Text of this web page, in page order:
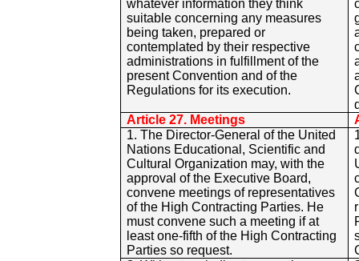
whatever information they think
suitable concerning any measures
being taken, prepared or
contemplated by their respective
administrations in fulfillment of the
present Convention and of the
Regulations for its execution.
Article 27. Meetings
1. The Director-General of the United
Nations Educational, Scientific and
Cultural Organization may, with the
approval of the Executive Board,
convene meetings of representatives
of the High Contracting Parties. He
must convene such a meeting if at
least one-fifth of the High Contracting
Parties so request.